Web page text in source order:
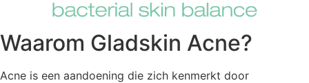
Waarom Gladskin Acne?
Acne is een aandoening die zich kenmerkt door